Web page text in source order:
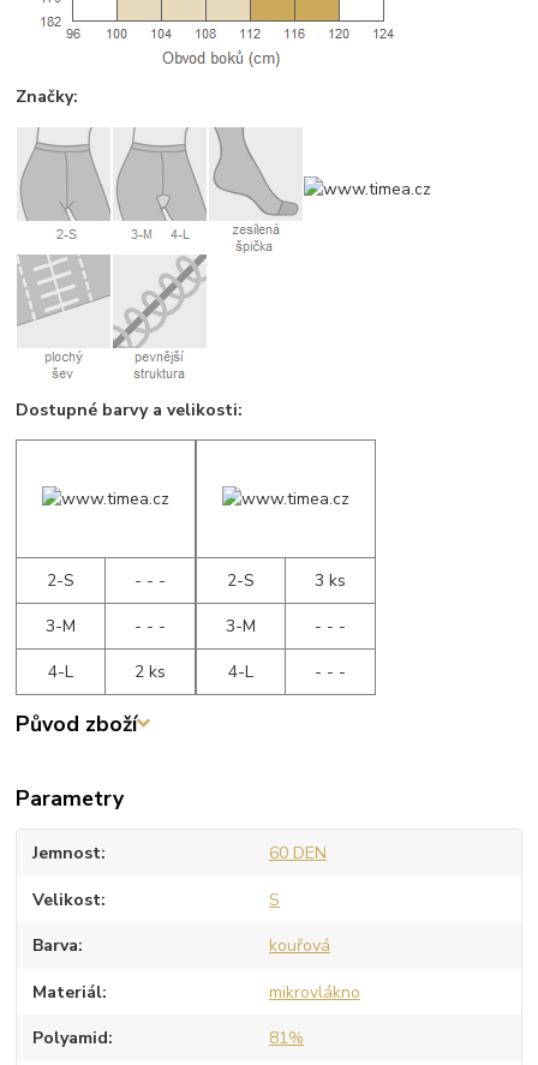
Značky:
Dostupné barvy a velikosti:
2-S
- - -
3-M
- - -
4-L
2 ks
2-S
3 ks
3-M
- - -
4-L
- - -
Původ zboží
Parametry
Jemnost 60 DEN
Velikost S
Barva kouřová
Materiál mikrovlákno
Polyamid 81%